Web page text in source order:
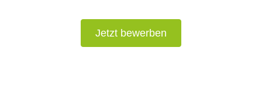
Jetzt bewerben